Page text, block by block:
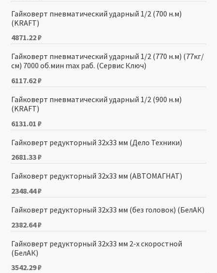
Гайковерт пневматический ударный 1/2 (700 н.м)
(KRAFT)
4871.22₽
Гайковерт пневматический ударный 1/2 (770 н.м) (77кг/
см) 7000 об.мин max раб. (Сервис Ключ)
6117.62₽
Гайковерт пневматический ударный 1/2 (900 н.м)
(KRAFT)
6131.01 ₽
Гайковерт редукторный 32х33 мм (Дело Техники)
2681.33₽
Гайковерт редукторный 32х33 мм (АВТОМАГНАТ)
2348.44₽
Гайковерт редукторный 32х33 мм (без головок) (БелАК)
2382.64₽
Гайковерт редукторный 32х33 мм 2-х скоростной
(БелАК)
3542.29₽